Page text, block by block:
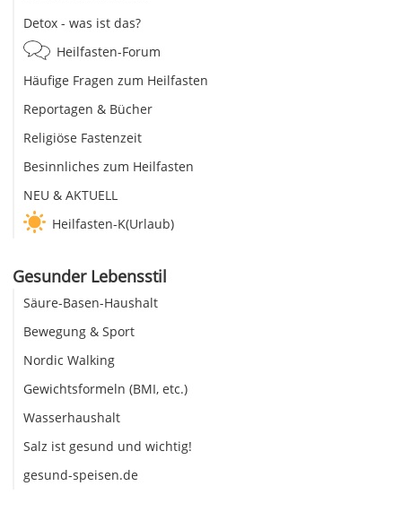
Detox - was ist das?
Heilfasten-Forum
Häufige Fragen zum Heilfasten
Reportagen & Bücher
Religiöse Fastenzeit
Besinnliches zum Heilfasten
NEU & AKTUELL
Heilfasten-K(Urlaub)
Gesunder Lebensstil
Säure-Basen-Haushalt
Bewegung & Sport
Nordic Walking
Gewichtsformeln (BMI, etc.)
Wasserhaushalt
Salz ist gesund und wichtig!
gesund-speisen.de